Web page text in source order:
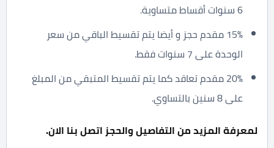
6 سنوات أقساط متساوية.
15% مقدم حجز و أيضا يتم تقسيط الباقي من سعر
الوحدة على 7 سنوات فقط.
20% مقدم تعاقد كما يتم تقسيط المتبقي من المبلغ
على 8 سنين بالتساوي.
لمعرفة المزيد من التفاصيل والحجز اتصل بنا الان.